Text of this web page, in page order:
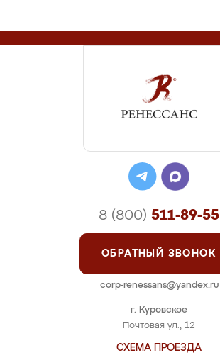
г. Куровское
Почтовая ул., 12
СХЕМА ПРОЕЗДА
8 (800) 511-89-55
ОБРАТНЫЙ ЗВОНОК
corp-renessans@yandex.ru